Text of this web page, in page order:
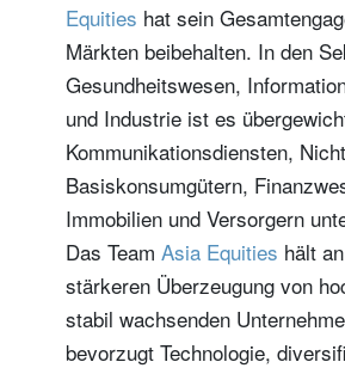
Equities hat sein
Märkten beibehalten. In den
Gesundheitswesen,
und Industrie ist es
Kommunikationsdiensten,
Basiskonsumgütern,
Immobilien und Versorgern
Das Team Asia Equities hält
stärkeren Überzeugung von
stabil wachsenden
bevorzugt Technologie,